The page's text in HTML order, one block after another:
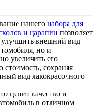
нашего набора для
и царапин позволяет
улучшить внешний вид
но и
увеличить его
сохраняя
вид лакокрасочного
ценит качество и
в отличном